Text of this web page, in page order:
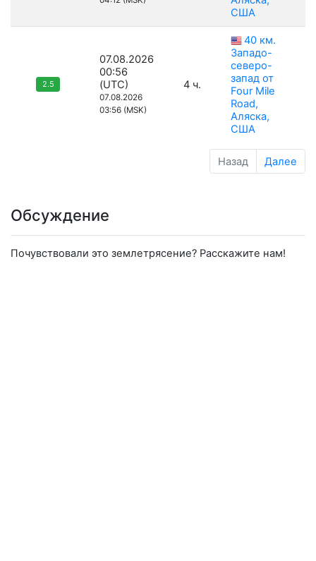
США
2.5
07.08.2026
00:56
(UTC)
07.08.2026
03:56 (MSK)
4 ч.
40 км.
Западо-
северо-
запад от
Four Mile
Road,
Аляска,
США
Назад Далее
Обсуждение
Почувствовали это землетрясение? Расскажите нам!